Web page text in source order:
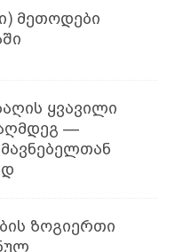
მეთოდები
ყვავილი
—
ზოგიერთი